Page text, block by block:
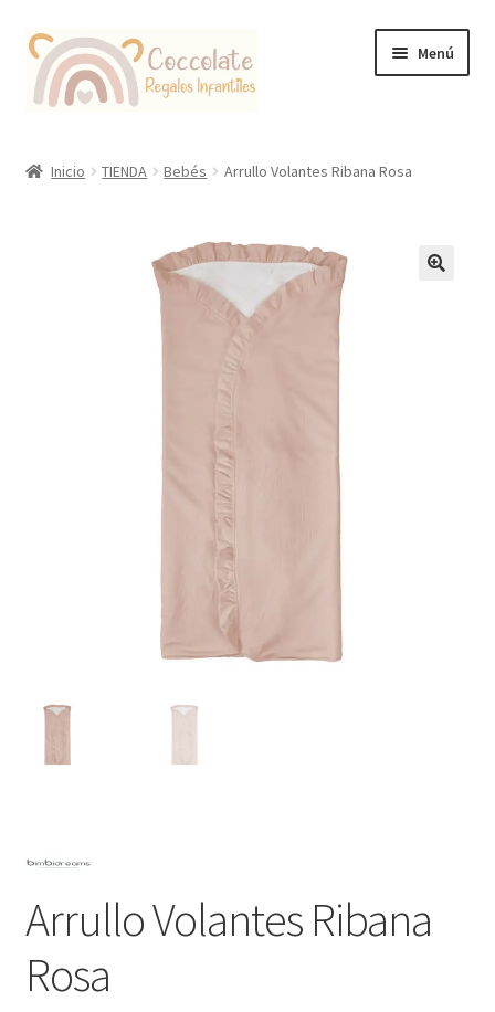
Ir
la
Ir
contenido
Menú
Inicio TIENDA Bebés Arrullo Volantes Ribana Rosa
Arrullo Volantes Ribana
Rosa